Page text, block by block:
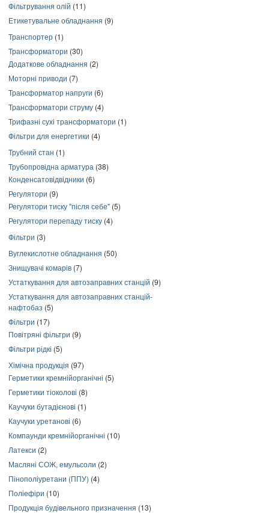
Фільтрування олій (11)
Етикетувальне обладнання (9)
Транспортер (1)
Трансформатори (30)
Додаткове обладнання (2)
Моторні приводи (7)
Трансформатор напруги (6)
Трансформатори струму (4)
Трифазні сухі трансформатори (1)
Фільтри для енергетики (4)
Трубний стан (1)
Трубопровідна арматура (38)
Конденсатовідвідники (6)
Регулятори (9)
Регулятори тиску "після себе" (5)
Регулятори перепаду тиску (4)
Фільтри (3)
Вуглекислотне обладнання (50)
Знищувачі комарів (7)
Устаткування для автозаправних станцій (9)
Устаткування для автозаправних станцій-
нафтобаз (5)
Фільтри (17)
Повітряні фільтри (9)
Фільтри рідкі (5)
Хімічна продукція (97)
Герметики кремнійорганічні (5)
Герметики тіоколові (8)
Каучуки бутадієнові (1)
Каучуки уретанові (6)
Компаунди кремнійорганічні (10)
Латекси (2)
Масляні СОЖ, емульсоли (2)
Пінополіуретани (ППУ) (4)
Поліефіри (10)
Продукція будівельного призначення (13)